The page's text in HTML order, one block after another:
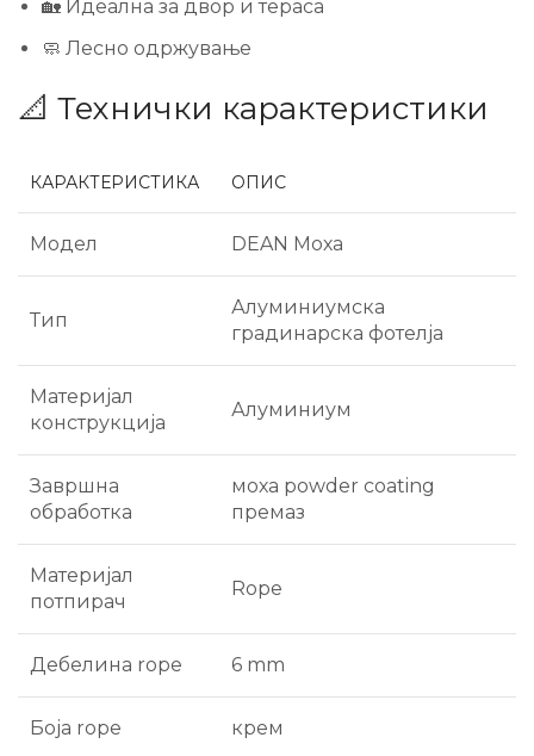
🏡 Идеална за двор и тераса
🧼 Лесно одржување
📐 Технички карактеристики
КАРАКТЕРИСТИКА ОПИС
Модел DEAN Моха
Тип
Алуминиумска
градинарска фотелја
Материјал
конструкција
Алуминиум
Завршна
обработка
моха powder coating
премаз
Материјал
потпирач
Rope
Дебелина rope 6 mm
Боја rope крем